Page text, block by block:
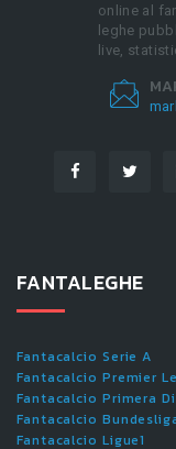
online al
leghe
live,
FANTALEGHE
Fantacalcio Serie A
Fantacalcio Premier
Fantacalcio Primera
Fantacalcio
Fantacalcio Ligue1